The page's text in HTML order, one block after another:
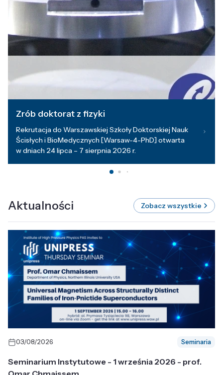
Zrób doktorat z fizyki
Rekrutacja do Warszawskiej Szkoły Doktorskiej Nauk
Ścisłych i BioMedycznych [Warsaw-4-PhD] otwarta
w dniach 24 lipca – 7 sierpnia 2026 r.
Aktualności Zobacz wszystkie
03/08/2026 Seminaria
Seminarium Instytutowe - 1 września 2026 - prof.